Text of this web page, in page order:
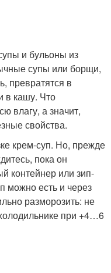
и бульоны из
супы или борщи,
превратятся в
в кашу. Что
влагу, а значит,
свойства.
крем-суп. Но, прежде
пока он
контейнер или зип-
можно есть и через
разморозить: не
при +4…6